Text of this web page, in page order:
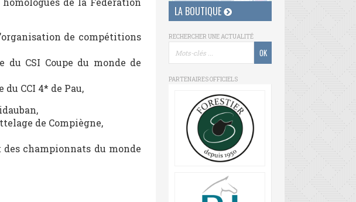
de compétitions
du CSI Coupe du monde de
CCI 4* de Pau,
de Compiègne,
des championnats du monde
LA BOUTIQUE
RECHERCHER UNE ACTUALITÉ
PARTENAIRES OFFICIELS